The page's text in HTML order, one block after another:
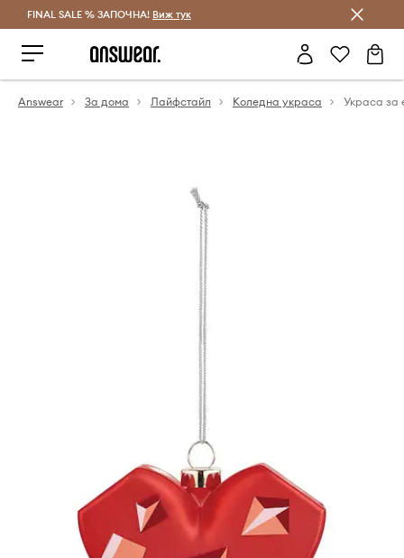
Спестявай с Answear Club
FINAL SALE % ЗАПОЧНА! Виж тук
Answear За дома Лайфстайл Коледна украса